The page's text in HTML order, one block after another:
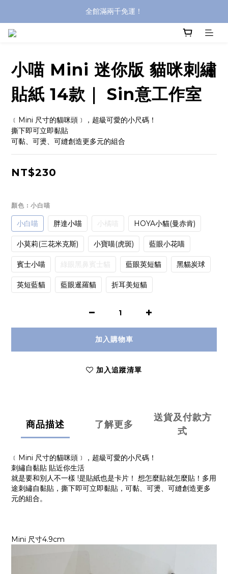
全館滿兩千免運！
登入購買，立即接收出貨通知
小喵 Mini 迷你版 貓咪刺繡
貼紙 14款｜ Sin意工作室
﹝Mini 尺寸的貓咪頭﹞，超級可愛的小尺碼！
撕下即可立即黏貼
可黏、可燙、可縫創造更多元的組合
NT$230
顏色 : 小白喵
小白喵 胖達小喵 小橘喵 HOYA小貓(曼赤肯)
小莫莉(三花米克斯) 小寶喵(虎斑) 藍眼小花喵
賓士小喵 綠眼黑鼻賓士貓 藍眼英短貓 黑貓炭球
英短藍貓 藍眼暹羅貓 折耳美短貓
加入購物車
加入追蹤清單
商品描述 了解更多
送貨及付款方
式
﹝Mini 尺寸的貓咪頭﹞，超級可愛的小尺碼！
刺繡自黏貼 貼近你生活
就是要和別人不一樣 !是貼紙也是卡片！ 想怎麼貼就怎麼貼！多用
途刺繡自黏貼，撕下即可立即黏貼，可黏、可燙、可縫創造更多
元的組合。
Mini 尺寸4.9cm